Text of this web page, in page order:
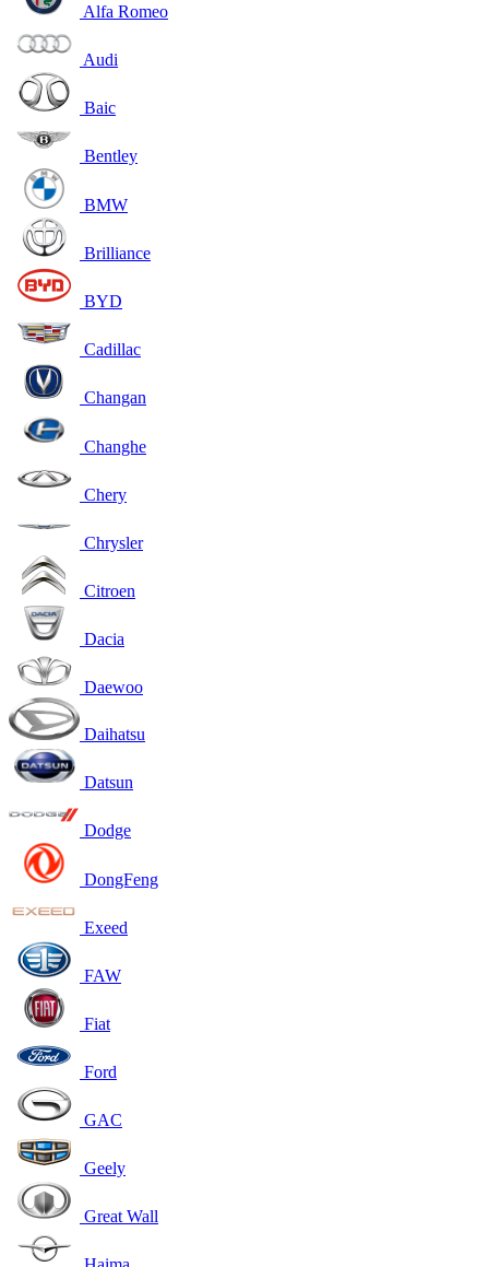
Alfa Romeo
Audi
Baic
Bentley
BMW
Brilliance
BYD
Cadillac
Changan
Changhe
Chery
Chrysler
Citroen
Dacia
Daewoo
Daihatsu
Datsun
Dodge
DongFeng
Exeed
FAW
Fiat
Ford
GAC
Geely
Great Wall